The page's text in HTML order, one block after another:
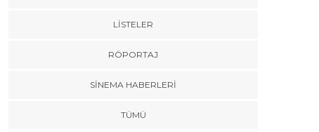
Kısa Film Yarışması
LISTELER
RÖPORTAJ
SINEMA HABERLERI
TÜMÜ